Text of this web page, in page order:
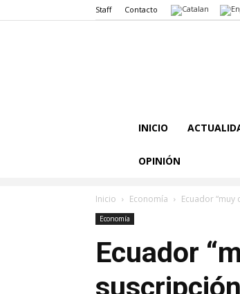
Staff Contacto
INICIO
OPINIÓN
Inicio Economía Ecuador
Economía
Ecuador